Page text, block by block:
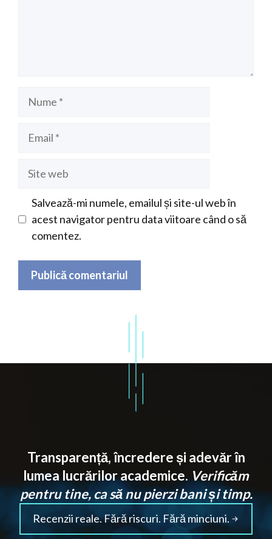
Salvează-mi numele, emailul și site-ul web în
acest navigator pentru data viitoare când o să
comentez.
Transparență, încredere și adevăr în
lumea lucrărilor academice. Verificăm
pentru tine, ca să nu pierzi bani și timp.
Recenzii reale. Fără riscuri. Fără minciuni.